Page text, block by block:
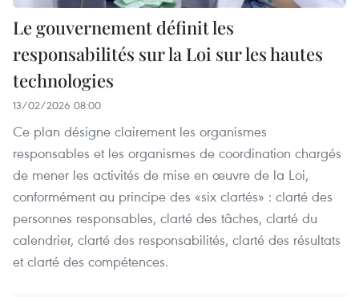
Le gouvernement définit les
responsabilités sur la Loi sur les hautes
technologies
13/02/2026 08:00
Ce plan désigne clairement les organismes
responsables et les organismes de coordination chargés
de mener les activités de mise en œuvre de la Loi,
conformément au principe des «six clartés» : clarté des
personnes responsables, clarté des tâches, clarté du
calendrier, clarté des responsabilités, clarté des résultats
et clarté des compétences.